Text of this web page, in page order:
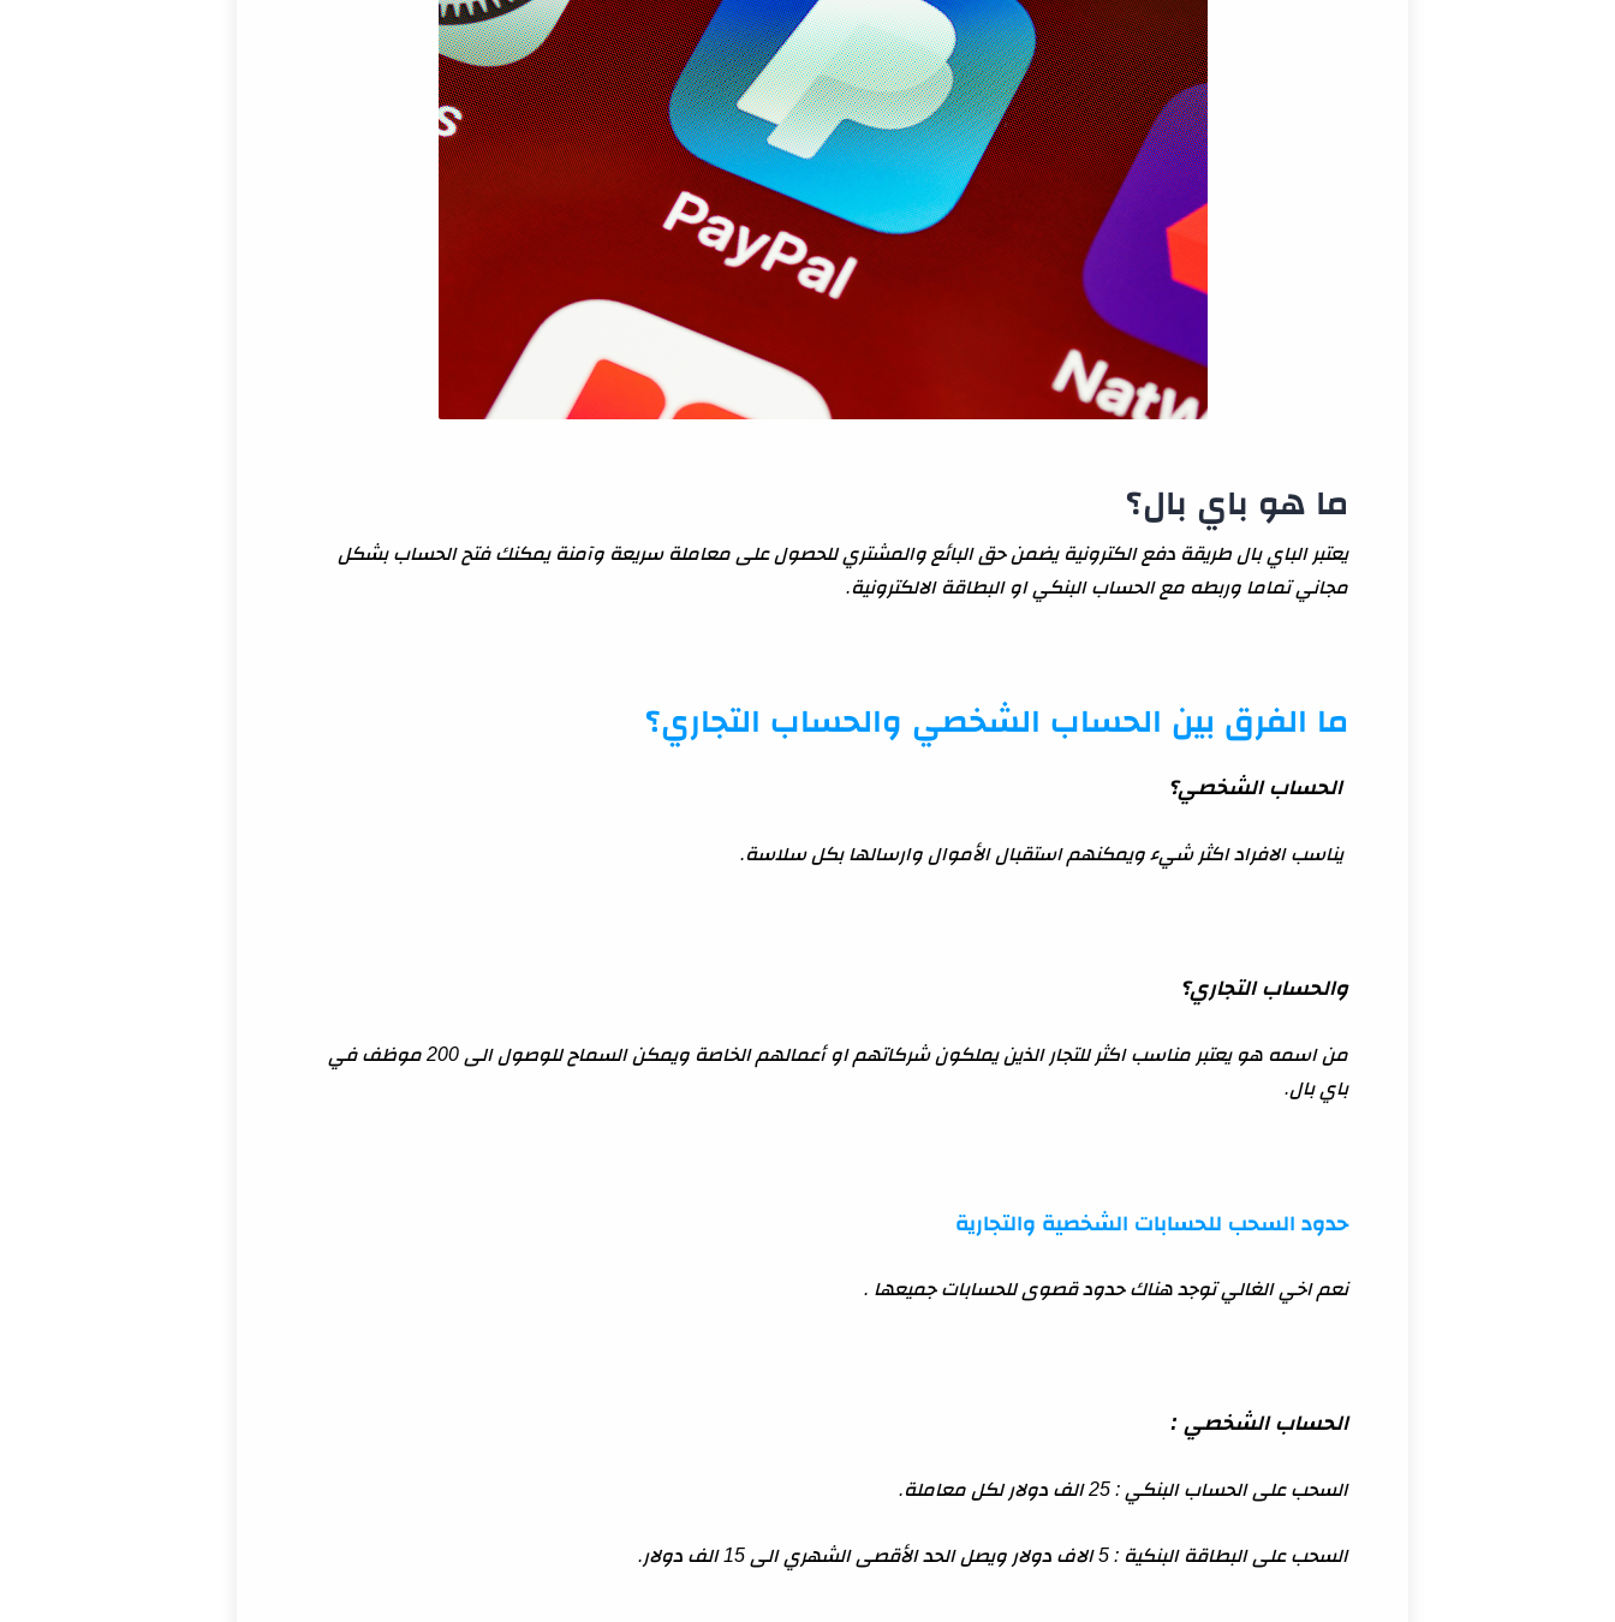
ما هو باي بال؟
يعتبر الباي بال طريقة دفع الكترونية يضمن حق البائع والمشتري للحصول على معاملة سريعة وآمنة يمكنك فتح الحساب بشكل
مجاني تماما وربطه مع الحساب البنكي او البطاقة الالكترونية.
ما الفرق بين الحساب الشخصي والحساب التجاري؟
الحساب الشخصي؟
يناسب الافراد اكثر شيء ويمكنهم استقبال الأموال وارسالها بكل سلاسة.
والحساب التجاري؟
من اسمه هو يعتبر مناسب اكثر للتجار الذين يملكون شركاتهم او أعمالهم الخاصة ويمكن السماح للوصول الى 200 موظف في
باي بال.
حدود السحب للحسابات الشخصية والتجارية
نعم اخي الغالي توجد هناك حدود قصوى للحسابات جميعها .
الحساب الشخصي :
السحب على الحساب البنكي : 25 الف دولار لكل معاملة.
السحب على البطاقة البنكية : 5 الاف دولار ويصل الحد الأقصى الشهري الى 15 الف دولار.